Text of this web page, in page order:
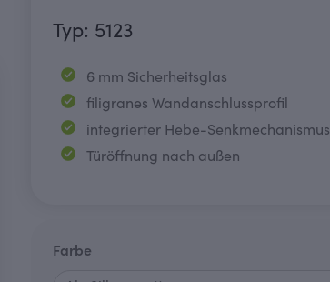
Typ: 5123
6 mm Sicherheitsglas
filigranes Wandanschlussprofil
integrierter Hebe-Senkmechanismus
Türöffnung nach außen
Farbe